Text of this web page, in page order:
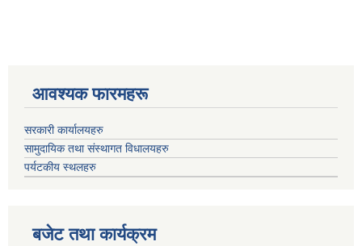
आवश्यक फारमहरू
सरकारी कार्यालयहरु
सामुदायिक तथा संस्थागत विधालयहरु
पर्यटकीय स्थलहरु
बजेट तथा कार्यक्रम